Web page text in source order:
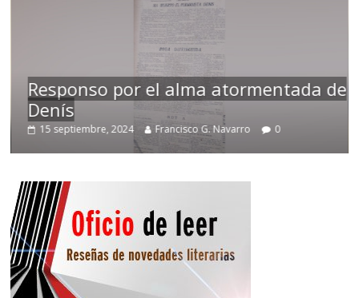
Responso por el alma atormentada de
Denís
15 septiembre, 2024 Francisco G. Navarro 0